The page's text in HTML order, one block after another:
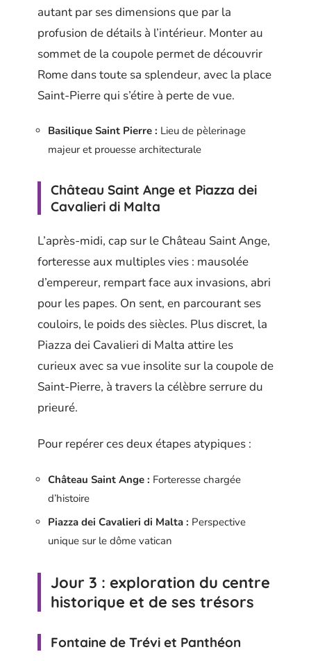
autant par ses dimensions que par la
profusion de détails à l’intérieur. Monter au
sommet de la coupole permet de découvrir
Rome dans toute sa splendeur, avec la place
Saint-Pierre qui s’étire à perte de vue.
Basilique Saint Pierre : Lieu de pèlerinage
majeur et prouesse architecturale
Château Saint Ange et Piazza dei
Cavalieri di Malta
L’après-midi, cap sur le Château Saint Ange,
forteresse aux multiples vies : mausolée
d’empereur, rempart face aux invasions, abri
pour les papes. On sent, en parcourant ses
couloirs, le poids des siècles. Plus discret, la
Piazza dei Cavalieri di Malta attire les
curieux avec sa vue insolite sur la coupole de
Saint-Pierre, à travers la célèbre serrure du
prieuré.
Pour repérer ces deux étapes atypiques :
Château Saint Ange : Forteresse chargée
d’histoire
Piazza dei Cavalieri di Malta : Perspective
unique sur le dôme vatican
Jour 3 : exploration du centre
historique et de ses trésors
Fontaine de Trévi et Panthéon